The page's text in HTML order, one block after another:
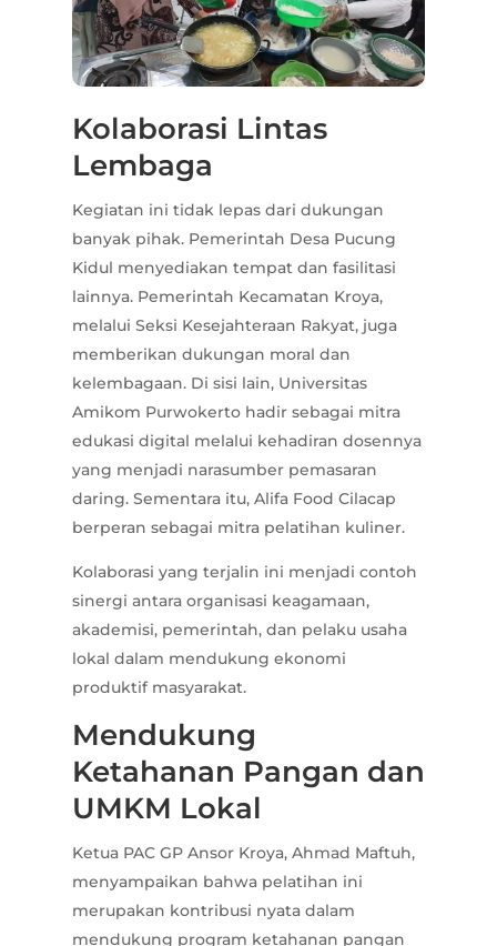
Kolaborasi Lintas
Lembaga
Kegiatan ini tidak lepas dari dukungan
banyak pihak. Pemerintah Desa Pucung
Kidul menyediakan tempat dan fasilitasi
lainnya. Pemerintah Kecamatan Kroya,
melalui Seksi Kesejahteraan Rakyat, juga
memberikan dukungan moral dan
kelembagaan. Di sisi lain, Universitas
Amikom Purwokerto hadir sebagai mitra
edukasi digital melalui kehadiran dosennya
yang menjadi narasumber pemasaran
daring. Sementara itu, Alifa Food Cilacap
berperan sebagai mitra pelatihan kuliner.
Kolaborasi yang terjalin ini menjadi contoh
sinergi antara organisasi keagamaan,
akademisi, pemerintah, dan pelaku usaha
lokal dalam mendukung ekonomi
produktif masyarakat.
Mendukung
Ketahanan Pangan dan
UMKM Lokal
Ketua PAC GP Ansor Kroya, Ahmad Maftuh,
menyampaikan bahwa pelatihan ini
merupakan kontribusi nyata dalam
mendukung program ketahanan pangan